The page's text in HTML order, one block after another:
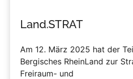
Land.STRAT
Am 12. März 2025 hat der
Bergisches RheinLand zur
Freiraum- und